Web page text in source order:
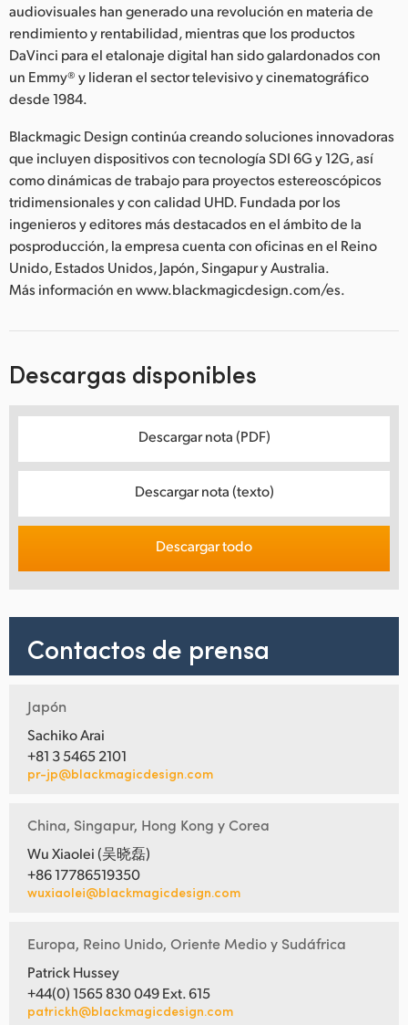
audiovisuales han generado una revolución en materia de
rendimiento y rentabilidad, mientras que los productos
DaVinci para el etalonaje digital han sido galardonados con
un Emmy® y lideran el sector televisivo y cinematográfico
desde 1984.
Blackmagic Design continúa creando soluciones innovadoras
que incluyen dispositivos con tecnología SDI 6G y 12G, así
como dinámicas de trabajo para proyectos estereoscópicos
tridimensionales y con calidad UHD. Fundada por los
ingenieros y editores más destacados en el ámbito de la
posproducción, la empresa cuenta con oficinas en el Reino
Unido, Estados Unidos, Japón, Singapur y Australia.
Más información en www.blackmagicdesign.com/es.
Descargas disponibles
Descargar nota (PDF)
Descargar nota (texto)
Descargar todo
Contactos de prensa
Japón
Sachiko Arai
+81 3 5465 2101
pr-jp@blackmagicdesign.com
China, Singapur, Hong Kong y Corea
Wu Xiaolei (吴晓磊)
+86 17786519350
wuxiaolei@blackmagicdesign.com
Europa, Reino Unido, Oriente Medio y Sudáfrica
Patrick Hussey
+44(0) 1565 830 049 Ext. 615
patrickh@blackmagicdesign.com